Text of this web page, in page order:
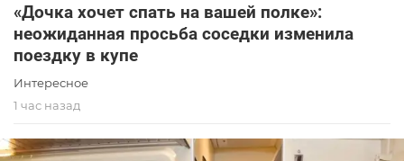
«Дочка хочет спать на вашей полке»:
неожиданная просьба соседки изменила
поездку в купе
Интересное
1 час назад